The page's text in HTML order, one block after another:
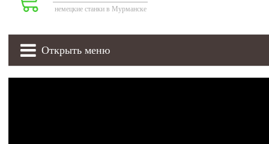
немецкие станки в Мурманске
Открыть меню